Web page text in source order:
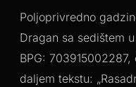
Poljoprivredno
Dragan sa sedištem
BPG:
daljem tekstu: